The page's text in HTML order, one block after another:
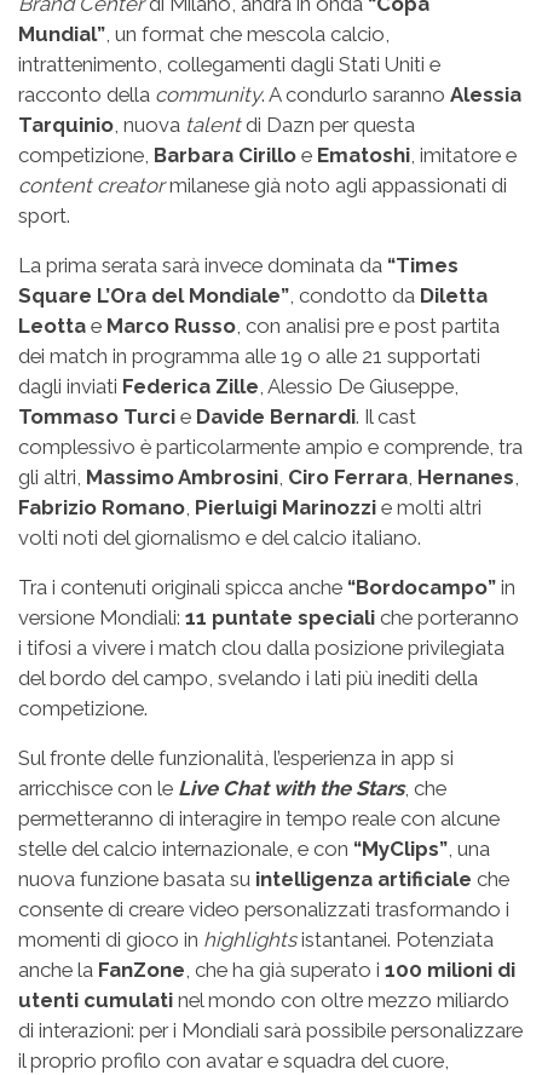
Mundial”, un format che mescola calcio,
intrattenimento, collegamenti dagli Stati Uniti e
racconto della community. A condurlo saranno Alessia
Tarquinio, nuova talentdi Dazn per questa
competizione, Barbara Cirillo e Ematoshi, imitatore e
content creatormilanese già noto agli appassionati di
sport.
La prima serata sarà invece dominata da “Times
Square L’Ora del Mondiale”, condotto da Diletta
Leotta e Marco Russo, con analisi pre e post partita
dei match in programma alle 19 o alle 21 supportati
dagli inviati Federica Zille, Alessio De Giuseppe,
Tommaso Turci e Davide Bernardi. Il cast
complessivo è particolarmente ampio e comprende, tra
gli altri, Massimo Ambrosini, Ciro Ferrara, Hernanes,
Fabrizio Romano, Pierluigi Marinozzi e molti altri
volti noti del giornalismo e del calcio italiano.
Tra i contenuti originali spicca anche “Bordocampo” in
versione Mondiali: 11 puntate speciali che porteranno
i tifosi a vivere i match clou dalla posizione privilegiata
del bordo del campo, svelando i lati più inediti della
competizione.
Sul fronte delle funzionalità, l’esperienza in app si
arricchisce con le Live Chat with the Stars, che
permetteranno di interagire in tempo reale con alcune
stelle del calcio internazionale, e con “MyClips”, una
nuova funzione basata su intelligenza artificiale che
consente di creare video personalizzati trasformando i
momenti di gioco in highlightsistantanei. Potenziata
anche la FanZone, che ha già superato i 100 milioni di
utenti cumulati nel mondo con oltre mezzo miliardo
di interazioni: per i Mondiali sarà possibile personalizzare
il proprio profilo con avatar e squadra del cuore,